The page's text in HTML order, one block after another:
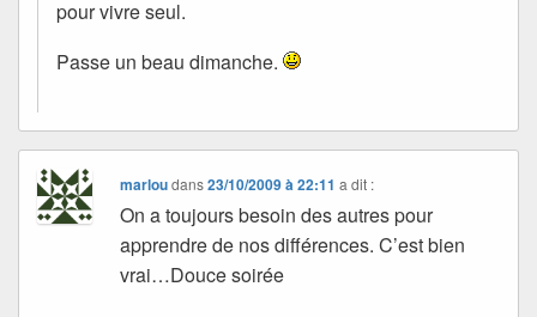
pour vivre seul.
Passe un beau dimanche.
marloudans23/10/2009 à 22:11 a dit :
On a toujours besoin des autres pour
apprendre de nos différences. C’est bien
vrai…Douce soirée